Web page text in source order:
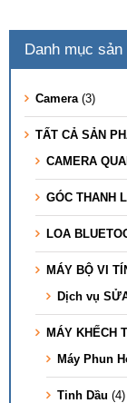
Danh mục sản
Camera (3)
TẤT CẢ SẢN
CAMERA
GÓC THANH
LOA
MÁY BỘ VI
Dịch vụ
MÁY KHẾCH
Máy Phun
Tinh Dầu (4)